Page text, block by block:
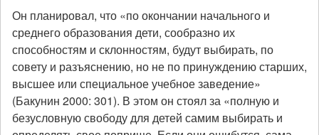
Он планировал, что «по окончании начального и
среднего образования дети, сообразно их
способностям и склонностям, будут выбирать, по
совету и разъяснению, но не по принуждению старших,
высшее или специальное учебное заведение»
(Бакунин 2000: 301). В этом он стоял за «полную и
безусловную свободу для детей самим выбирать и